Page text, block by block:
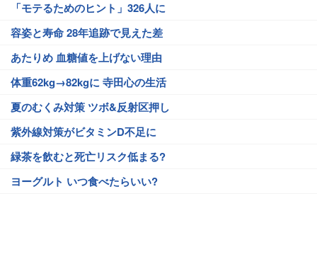
「モテるためのヒント」326人に
容姿と寿命 28年追跡で見えた差
あたりめ 血糖値を上げない理由
体重62kg→82kgに 寺田心の生活
夏のむくみ対策 ツボ&反射区押し
紫外線対策がビタミンD不足に
緑茶を飲むと死亡リスク低まる?
ヨーグルト いつ食べたらいい?